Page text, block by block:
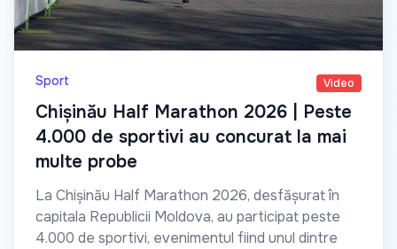
Sport Video
Chișinău Half Marathon 2026 | Peste
4.000 de sportivi au concurat la mai
multe probe
La Chișinău Half Marathon 2026, desfășurat în
capitala Republicii Moldova, au participat peste
4.000 de sportivi, evenimentul fiind unul dintre